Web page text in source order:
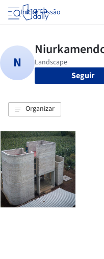
Iniciar sessão
Seguir
Organizar